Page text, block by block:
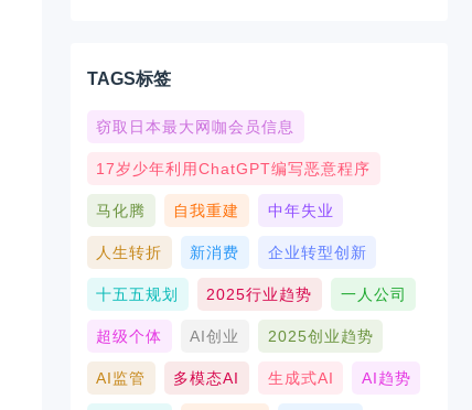
TAGS标签
窃取日本最大网咖会员信息
17岁少年利用ChatGPT编写恶意程序
马化腾 自我重建 中年失业
人生转折 新消费 企业转型创新
十五五规划 2025行业趋势 一人公司
超级个体 AI创业 2025创业趋势
AI监管 多模态AI 生成式AI AI趋势